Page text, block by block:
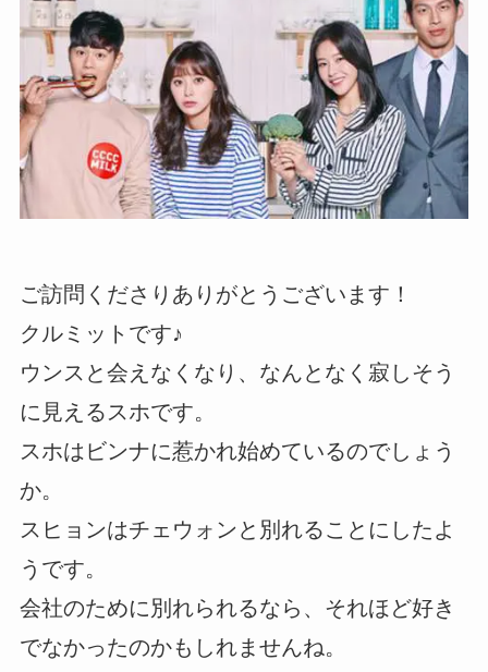
ご訪問くださりありがとうございます！
クルミットです♪
ウンスと会えなくなり、なんとなく寂しそう
に見えるスホです。
スホはビンナに惹かれ始めているのでしょう
か。
スヒョンはチェウォンと別れることにしたよ
うです。
会社のために別れられるなら、それほど好き
でなかったのかもしれませんね。